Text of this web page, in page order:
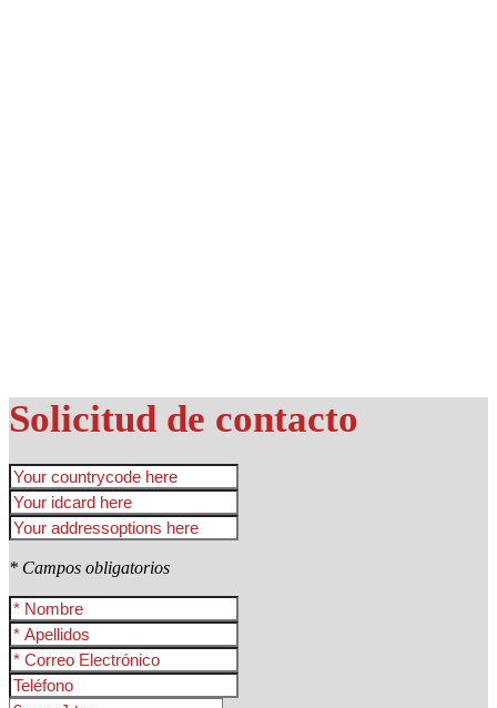
Solicitud de contacto
* Campos obligatorios